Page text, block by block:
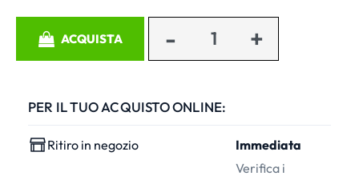
ACQUISTA
PER IL TUO ACQUISTO ONLINE:
Ritiro in negozio
Immediata
Verifica i